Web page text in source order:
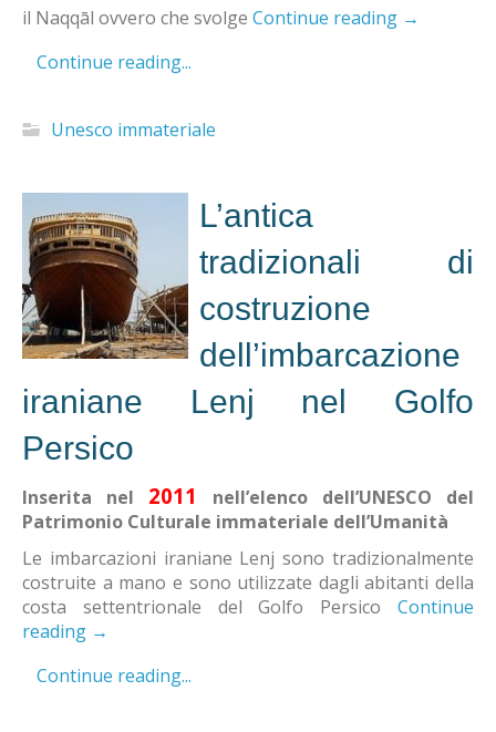
il Naqqāl ovvero che svolge Continue reading →
Continue reading...
Unesco immateriale
L’antica
tradizionali di
costruzione
dell’imbarcazione
iraniane Lenj nel Golfo
Persico
Inserita nel 2011
nell’elenco dell’UNESCO del
Patrimonio Culturale immateriale dell’Umanità
Le imbarcazioni iraniane Lenj sono tradizionalmente
costruite a mano e sono utilizzate dagli abitanti della
costa settentrionale del Golfo Persico Continue
reading →
Continue reading...